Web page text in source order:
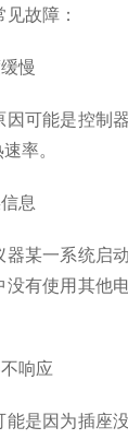
见故障：
慢
可能是控制器
率。
息
某一系统启动
有使用其他
响应
是因为插座没